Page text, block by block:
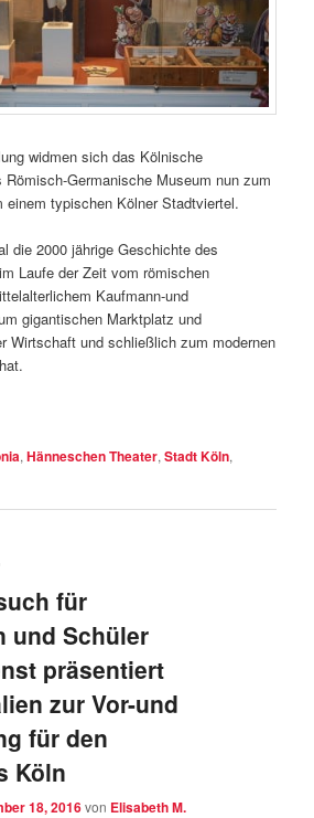
widmen sich das Kölnische
Germanische Museum nun zum
einem typischen Kölner Stadtviertel.
die 2000 jährige Geschichte des
Laufe der Zeit vom römischen
Kaufmann-und
gigantischen Marktplatz und
Wirtschaft und schließlich zum modernen
,Hänneschen Theater,Stadt Köln,
für
und Schüler
präsentiert
zur Vor-und
für den
Köln
18, 2016von Elisabeth M.